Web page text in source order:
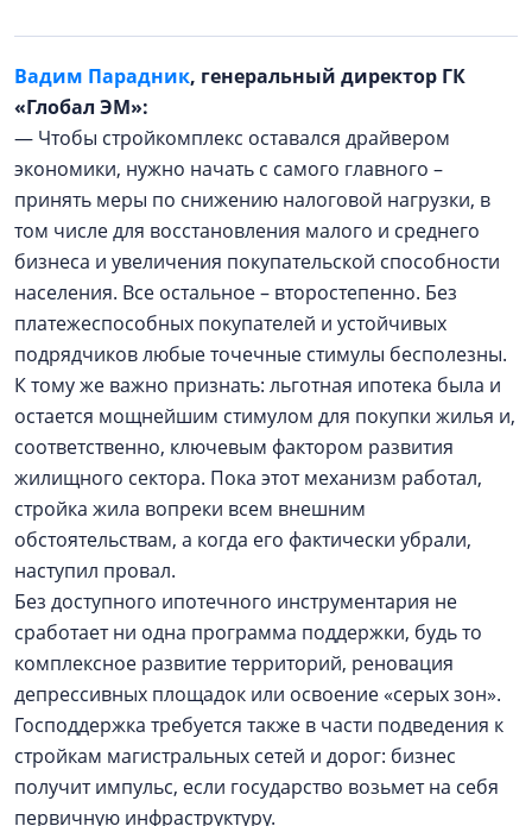
Вадим Парадник, генеральный директор ГК
«Глобал ЭМ»:
— Чтобы стройкомплекс оставался драйвером
экономики, нужно начать с самого главного –
принять меры по снижению налоговой нагрузки, в
том числе для восстановления малого и среднего
бизнеса и увеличения покупательской способности
населения. Все остальное – второстепенно. Без
платежеспособных покупателей и устойчивых
подрядчиков любые точечные стимулы бесполезны.
К тому же важно признать: льготная ипотека была и
остается мощнейшим стимулом для покупки жилья и,
соответственно, ключевым фактором развития
жилищного сектора. Пока этот механизм работал,
стройка жила вопреки всем внешним
обстоятельствам, а когда его фактически убрали,
наступил провал.
Без доступного ипотечного инструментария не
сработает ни одна программа поддержки, будь то
комплексное развитие территорий, реновация
депрессивных площадок или освоение «серых зон».
Господдержка требуется также в части подведения к
стройкам магистральных сетей и дорог: бизнес
получит импульс, если государство возьмет на себя
первичную инфраструктуру.